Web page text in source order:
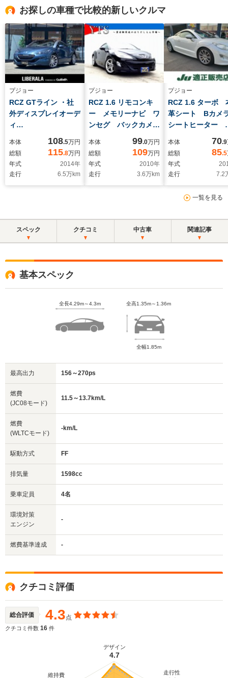
お探しの車種で比較的新しいクルマ
プジョー
RCZ GTライン ・社
外ディスプレイオーデ
ィ
黒革シート/シートヒ
ーター・ETC・純正
18AW・保証書・取扱
本体 108.5万円
総額
115.8万円
年式
2014年
走行
6.5万km
プジョー
RCZ 1.6 リモコンキ
ー メモリーナビ ワ
ンセグ バックカメ
ッドライト オートラ
イトフォグシートヒー
ター クリアランスソ
本体 99.0万円
総額
109万円
年式
2010年
走行
3.6万km
プジョー
RCZ 1.6 ターボ
革シート Bカ
シートヒーター
車検2年 クルー
ントロール
本体 70.9
総額
85.5
年式
走行
7.2
一覧を見る
スペック クチコミ 中古車 関連記事
基本スペック
全長4.29m～4.3m 全高1.35m～1.36m
全幅1.85m
最高出力 156～270ps
燃費
(JC08モード)
11.5～13.7km/L
燃費
(WLTCモード)
-km/L
駆動方式 FF
排気量 1598cc
乗車定員 4名
環境対策
エンジン
-
燃費基準達成 -
クチコミ評価
総合評価 4.3点
クチコミ件数 16 件
デザイン
4.7
走行性
維持費